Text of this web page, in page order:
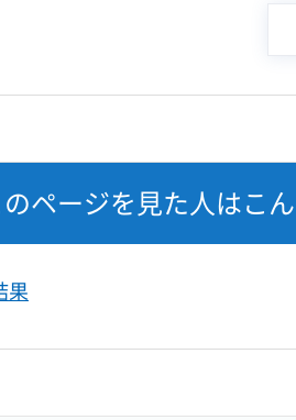
のページを見た人はこ
果